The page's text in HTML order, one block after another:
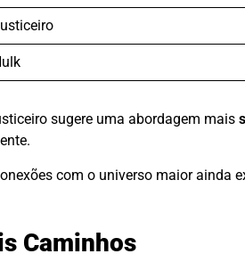
sugere uma abordagem mais
com o universo maior ainda
Caminhos